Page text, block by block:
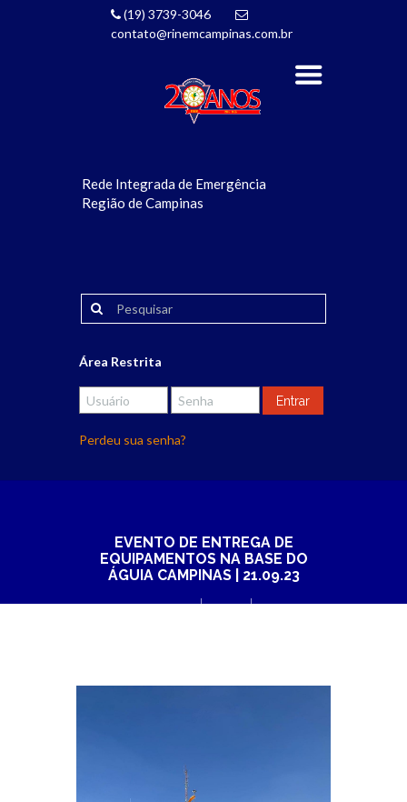
(19) 3739-3046
contato@rinemcampinas.com.br
Rede Integrada de Emergência
Região de Campinas
Área Restrita
Perdeu sua senha?
EVENTO DE ENTREGA DE
EQUIPAMENTOS NA BASE DO
ÁGUIA CAMPINAS | 21.09.23